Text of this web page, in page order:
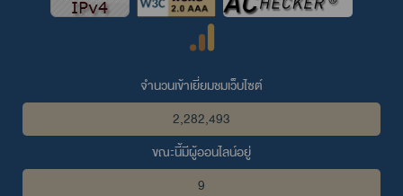
จำนวนเข้าเยี่ยมชมเว็บไซต์
2,282,493
ขณะนี้มีผู้ออนไลน์อยู่
9